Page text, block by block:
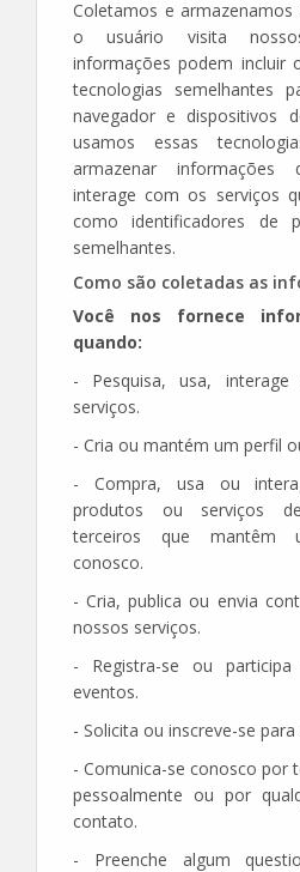
Coletamos e
o usuário visita
informações podem incluir
tecnologias semelhantes
navegador e dispositivos
usamos essas
armazenar
interage com os serviços
como identificadores de
semelhantes.
Como são coletadas as
Você nos fornece
quando:
- Pesquisa, usa,
serviços.
- Cria ou mantém um perfil
- Compra, usa ou
produtos ou serviços
terceiros que mantêm
conosco.
- Cria, publica ou envia
nossos serviços.
- Registra-se ou
eventos.
- Solicita ou inscreve-se
- Comunica-se conosco por
pessoalmente ou por
contato.
- Preenche algum